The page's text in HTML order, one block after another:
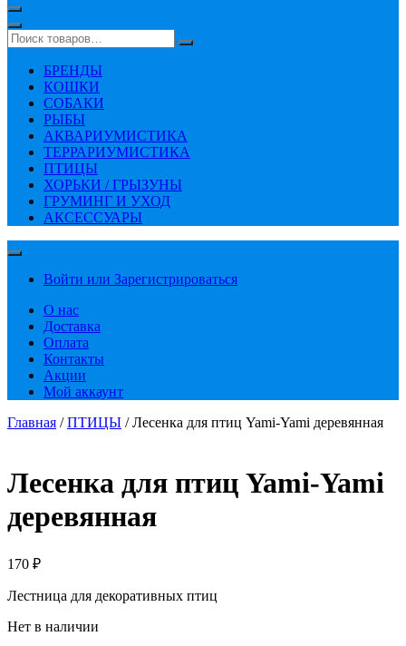
БРЕНДЫ
КОШКИ
СОБАКИ
РЫБЫ
АКВАРИУМИСТИКА
ТЕРРАРИУМИСТИКА
ПТИЦЫ
ХОРЬКИ / ГРЫЗУНЫ
ГРУМИНГ И УХОД
АКСЕССУАРЫ
Войти или Зарегистрироваться
О нас
Доставка
Оплата
Контакты
Акции
Мой аккаунт
Главная /ПТИЦЫ / Лесенка для птиц Yami-Yami деревянная
Лесенка для птиц Yami-Yami
деревянная
170 ₽
Лестница для декоративных птиц
Нет в наличии